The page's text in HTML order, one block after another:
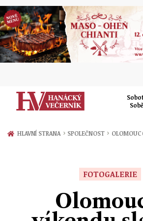
Zprávy
Společnost
Ženy
Sport
HLAVNÍ STRANA › SPOLEČNOST › OLOMOUC
FOTOGALERIE